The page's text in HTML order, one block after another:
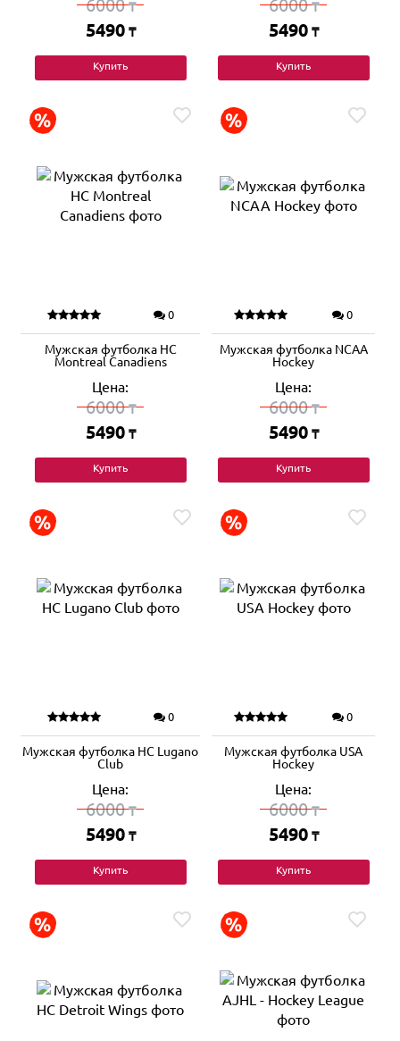
6000₸
5490 ₸
Купить
6000₸
5490 ₸
Купить
0
Мужская футболка HC
Montreal Canadiens
Цена:
6000₸
5490 ₸
Купить
0
Мужская футболка NCAA
Hockey
Цена:
6000₸
5490 ₸
Купить
0
Мужская футболка HC Lugano
Club
Цена:
6000₸
5490 ₸
Купить
0
Мужская футболка USA
Hockey
Цена:
6000₸
5490 ₸
Купить